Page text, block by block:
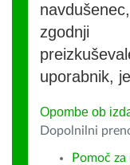
navdušenec,
zgodnji
uporabnik,
Opombe ob
Dopolnilni
Pomoč